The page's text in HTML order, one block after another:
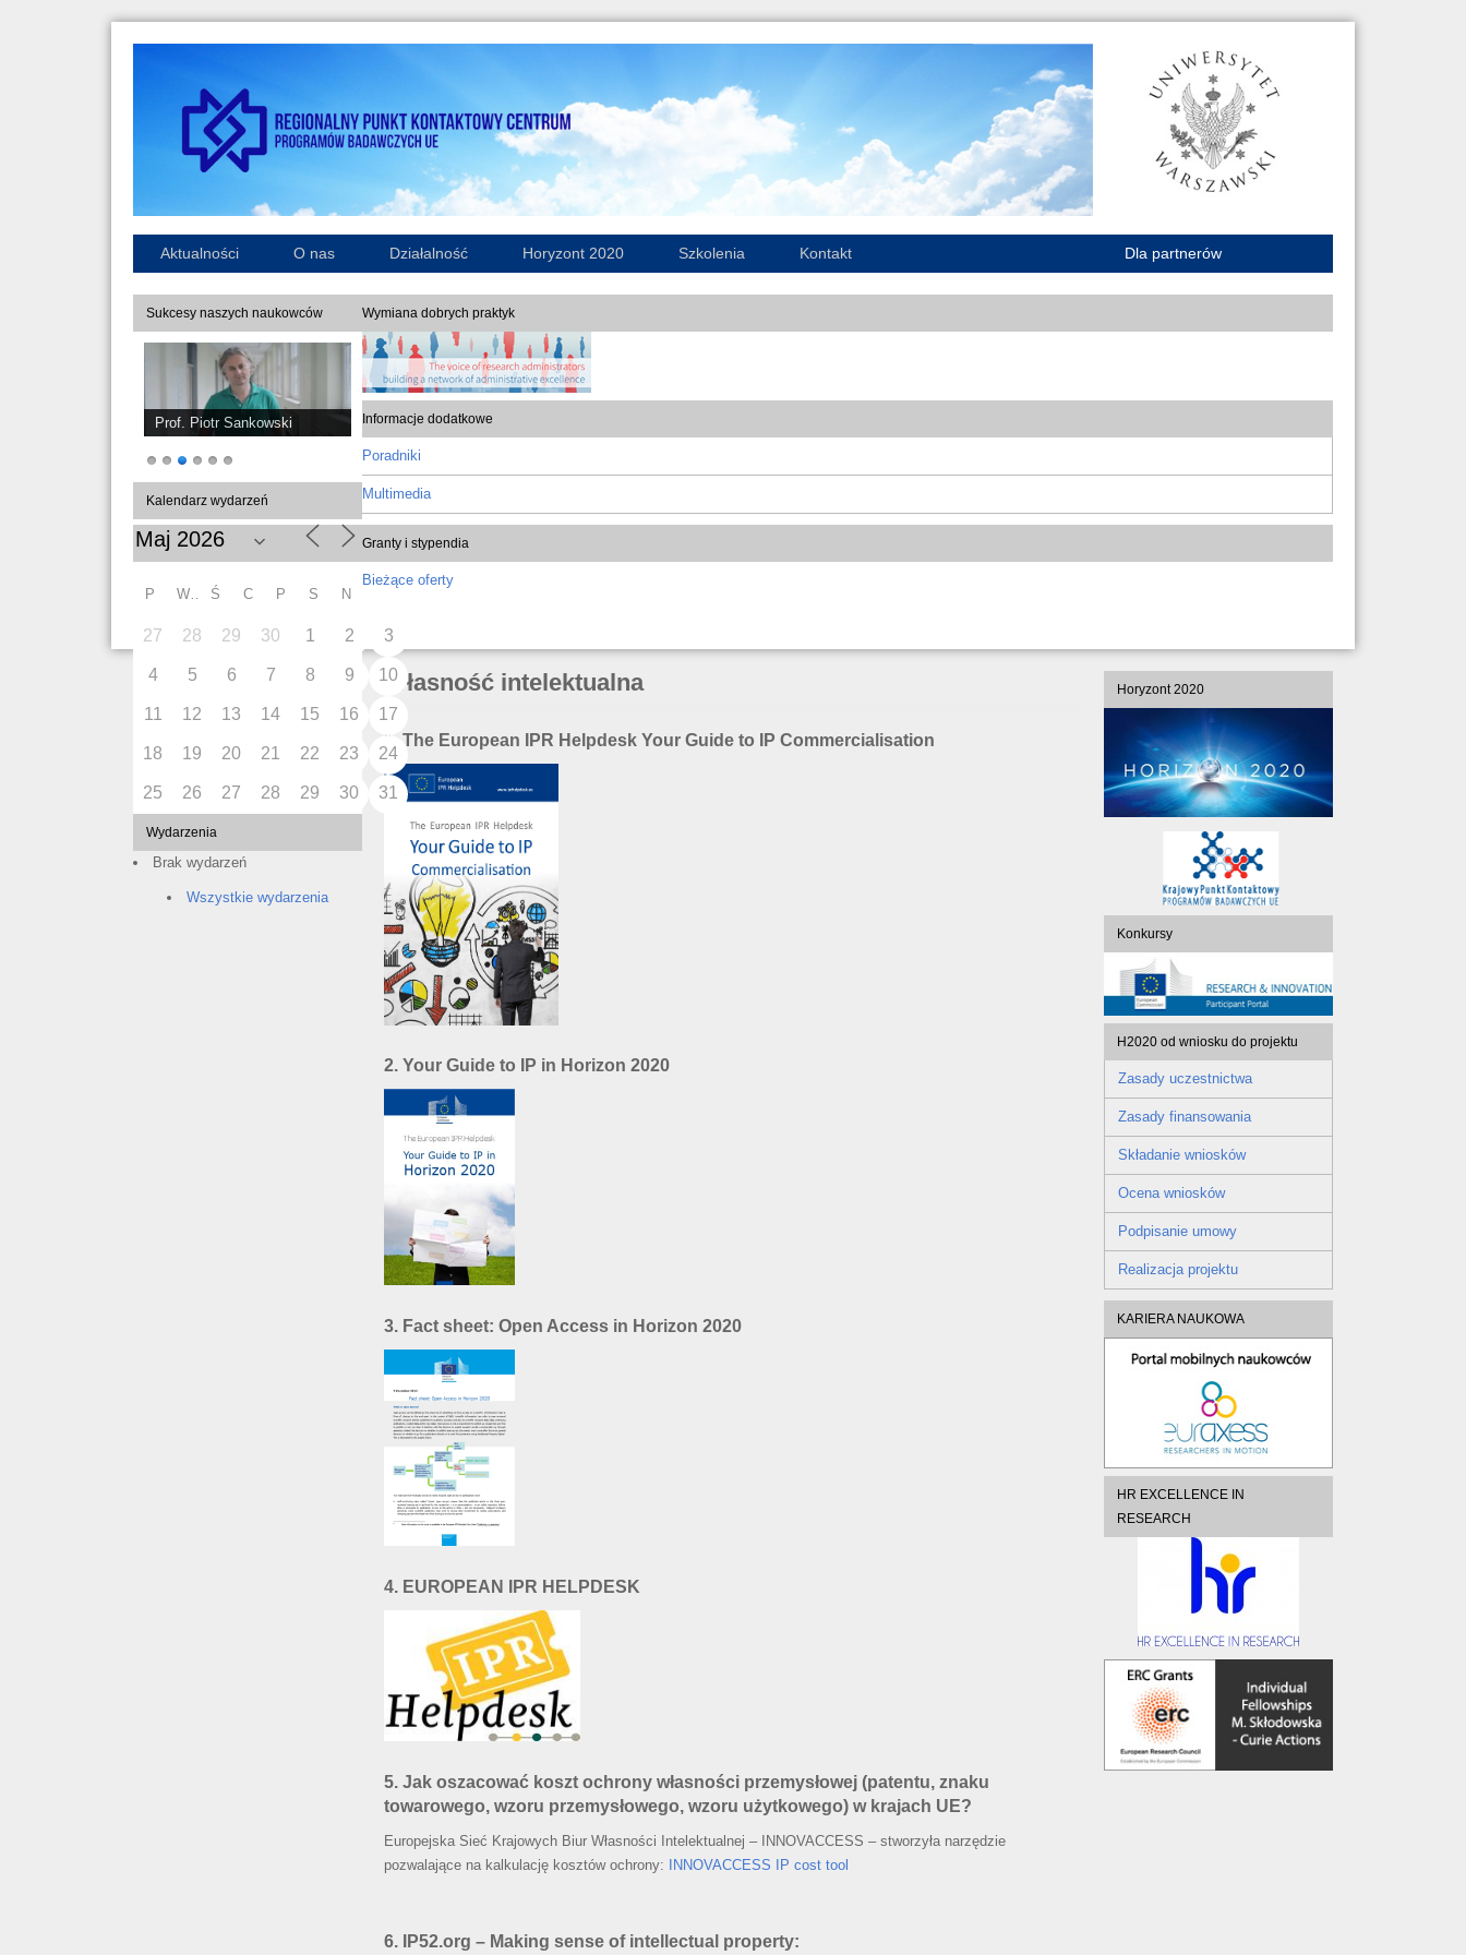
Aktualności O nas Działalność Horyzont 2020 Szkolenia Kontakt Dla partnerów
Sukcesy naszych naukowców
Prof. Piotr Sankowski
Kalendarz wydarzeń
P Ś C P S N
27 28 29 30 1 2 3
4 5 6 7 8 9 10
11 12 13 14 15 16 17
18 19 20 21 22 23 24
25 26 27 28 29 30 31
Wydarzenia
Brak wydarzeń
Wszystkie wydarzenia
Wymiana dobrych praktyk
Informacje dodatkowe
Poradniki
Multimedia
Granty i stypendia
Bieżące oferty
Własność intelektualna
1. The European IPR Helpdesk Your Guide to IP Commercialisation
2. Your Guide to IP in Horizon 2020
3. Fact sheet: Open Access in Horizon 2020
4. EUROPEAN IPR HELPDESK
5. Jak oszacować koszt ochrony własności przemysłowej (patentu, znaku
towarowego, wzoru przemysłowego, wzoru użytkowego) w krajach UE?
Europejska Sieć Krajowych Biur Własności Intelektualnej – INNOVACCESS – stworzyła narzędzie
pozwalające na kalkulację kosztów ochrony: INNOVACCESS IP cost tool
6. IP52.org – Making sense of intellectual property:
Horyzont 2020
Konkursy
H2020 od wniosku do projektu
Zasady uczestnictwa
Zasady finansowania
Składanie wniosków
Ocena wniosków
Podpisanie umowy
Realizacja projektu
KARIERA NAUKOWA
HR EXCELLENCE IN
RESEARCH